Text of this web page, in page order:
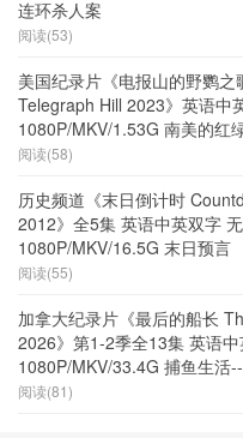
连环杀人案
阅读(53)
美国纪录片《电报山的野鹦
Telegraph Hill 2023》英语中
1080P/MKV/1.53G 南美的红
阅读(58)
历史频道《末日倒计时
2012》全5集 英语中英双字
1080P/MKV/16.5G 末日预言
阅读(55)
加拿大纪录片《最后的船长
2026》第1-2季全13集 英语
1080P/MKV/33.4G 捕鱼生活
阅读(81)